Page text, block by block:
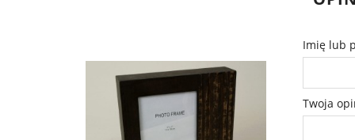
Imię lub
Twoja